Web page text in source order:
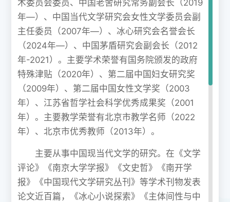
术委员会委员、中国老舍研究常务副会长（2019
年—）、中国当代文学研究会女性文学委员会副
主任委员（2007年—）、冰心研究会名誉会长
（2024年—）、中国茅盾研究会副会长（2012
年-2021）。主要学术荣誉有国务院颁发的政府
特殊津贴（2020年）、第二届中国妇女研究奖
（2009年）、第二届中国女性文学奖（2003
年）、江苏省哲学社会科学优秀成果奖（2001
年）。主要教学荣誉有北京市教学名师（2022
年）、北京市优秀教师（2013年）。
主要从事中国现当代文学的研究。在《文学
评论》《南京大学学报》《文史哲》《南开学
报》《中国现代文学研究丛刊》等学术刊物发表
论文近百篇，《冰心小说探索》《主体间性与中